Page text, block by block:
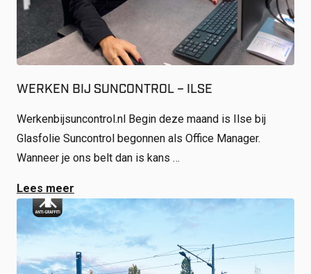
WERKEN BIJ SUNCONTROL – ILSE
Werkenbijsuncontrol.nl Begin deze maand is Ilse bij
Glasfolie Suncontrol begonnen als Office Manager.
Wanneer je ons belt dan is kans …
Lees meer